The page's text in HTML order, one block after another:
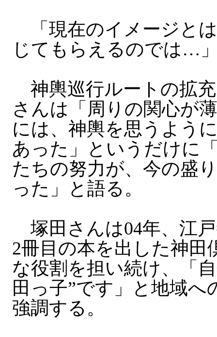
「現在のイメージと
じてもらえるのでは…
神輿巡行ルートの拡
さんは「周りの関心が
には、神輿を思うよう
あった」というだけに
たちの努力が、今の盛
った」と語る。
塚田さんは04年、江
2冊目の本を出した神田
な役割を担い続け、「
田っ子”です」と地域へ
強調する。